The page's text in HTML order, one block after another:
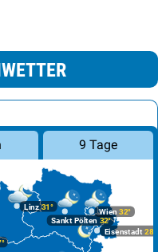
9 Tage
Linz31°
Wien 32°
Eisenstadt 28°
Sankt Pölten 32°